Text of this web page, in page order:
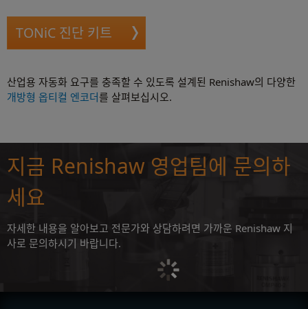
TONiC 진단 키트
산업용 자동화 요구를 충족할 수 있도록 설계된 Renishaw의 다양한
개방형 옵티컬 엔코더를 살펴보십시오.
지금 Renishaw 영업팀에 문의하
세요
자세한 내용을 알아보고 전문가와 상담하려면 가까운 Renishaw 지
사로 문의하시기 바랍니다.